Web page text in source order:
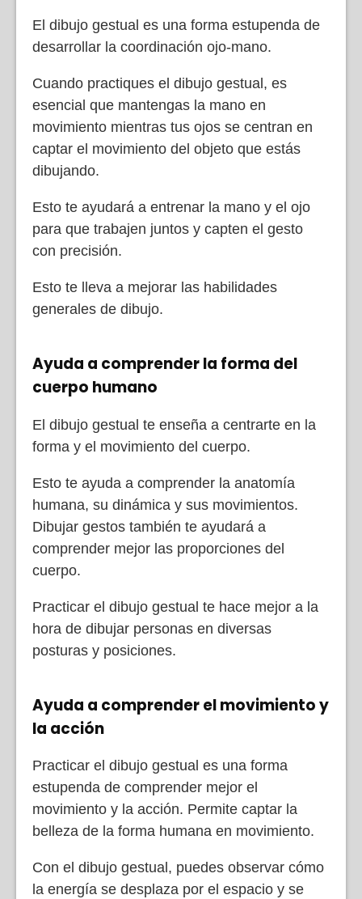
El dibujo gestual es una forma estupenda de
desarrollar la coordinación ojo-mano.
Cuando practiques el dibujo gestual, es
esencial que mantengas la mano en
movimiento mientras tus ojos se centran en
captar el movimiento del objeto que estás
dibujando.
Esto te ayudará a entrenar la mano y el ojo
para que trabajen juntos y capten el gesto
con precisión.
Esto te lleva a mejorar las habilidades
generales de dibujo.
Ayuda a comprender la forma del
cuerpo humano
El dibujo gestual te enseña a centrarte en la
forma y el movimiento del cuerpo.
Esto te ayuda a comprender la anatomía
humana, su dinámica y sus movimientos.
Dibujar gestos también te ayudará a
comprender mejor las proporciones del
cuerpo.
Practicar el dibujo gestual te hace mejor a la
hora de dibujar personas en diversas
posturas y posiciones.
Ayuda a comprender el movimiento y
la acción
Practicar el dibujo gestual es una forma
estupenda de comprender mejor el
movimiento y la acción. Permite captar la
belleza de la forma humana en movimiento.
Con el dibujo gestual, puedes observar cómo
la energía se desplaza por el espacio y se